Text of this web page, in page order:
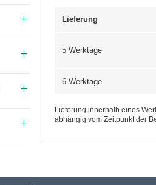
Lieferung
5 Werktage
6 Werktage
Lieferung innerhalb eines
abhängig vom Zeitpunkt der